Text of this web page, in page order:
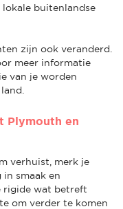
buitenlandse
zijn ook veranderd.
meer informatie
van je worden
Plymouth en
verhuist, merk je
in smaak en
rigide wat betreft
om verder te komen